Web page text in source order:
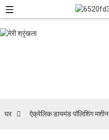
घर ऐक्रेलिक डायमंड पॉलिशिंग मशीन